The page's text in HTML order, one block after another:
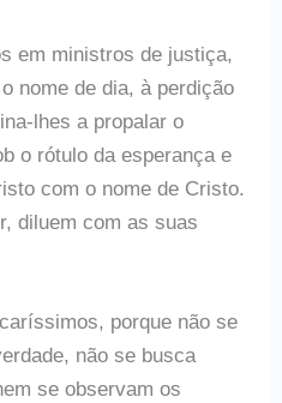
em ministros de justiça,
nome de dia, à perdição
lhes a propalar o
o rótulo da esperança e
com o nome de Cristo.
diluem com as suas
porque não se
não se busca
se observam os